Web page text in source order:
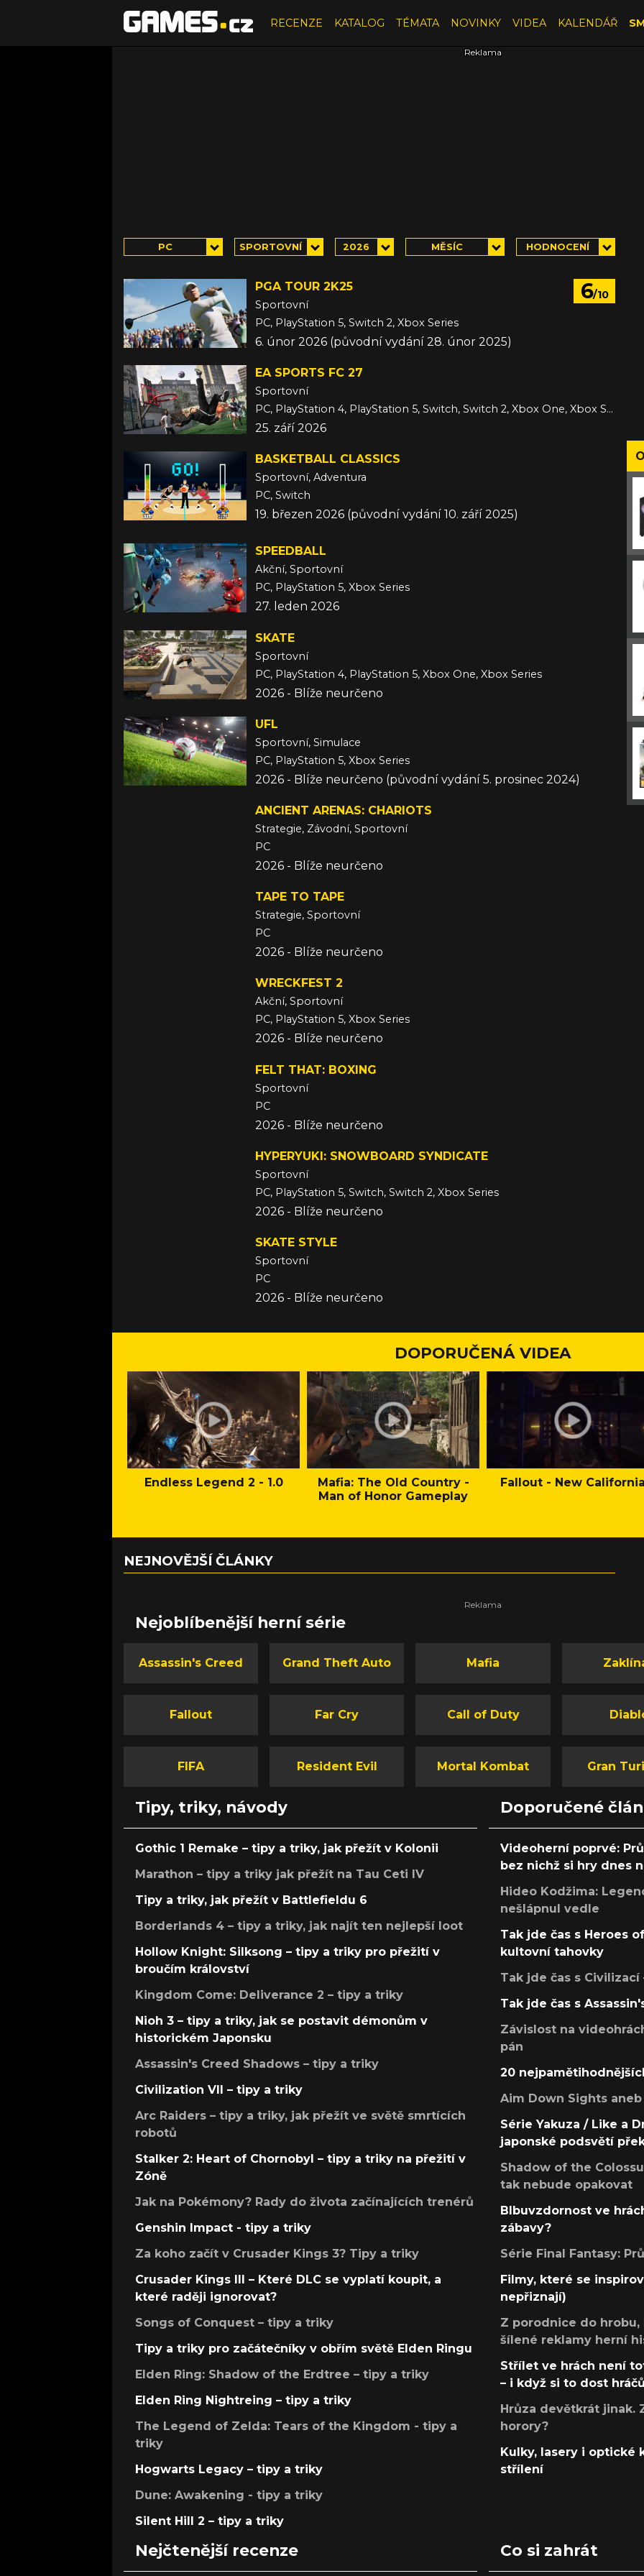
RECENZE KATALOG TÉMATA NOVINKY VIDEA KALENDÁŘ
PC SPORTOVNÍ 2026 MĚSÍC HODNOCENÍ
6/10
PGA TOUR 2K25
Sportovní
PC, PlayStation 5, Switch 2, Xbox Series
6. únor 2026 (původní vydání 28. únor 2025)
EA SPORTS FC 27
Sportovní
PC, PlayStation 4, PlayStation 5, Switch, Switch 2, Xbox One, Xbox Series
25. září 2026
BASKETBALL CLASSICS
Sportovní, Adventura
PC, Switch
19. březen 2026 (původní vydání 10. září 2025)
SPEEDBALL
Akční, Sportovní
PC, PlayStation 5, Xbox Series
27. leden 2026
SKATE
Sportovní
PC, PlayStation 4, PlayStation 5, Xbox One, Xbox Series
2026 - Blíže neurčeno
UFL
Sportovní, Simulace
PC, PlayStation 5, Xbox Series
2026 - Blíže neurčeno (původní vydání 5. prosinec 2024)
ANCIENT ARENAS: CHARIOTS
Strategie, Závodní, Sportovní
PC
2026 - Blíže neurčeno
TAPE TO TAPE
Strategie, Sportovní
PC
2026 - Blíže neurčeno
WRECKFEST 2
Akční, Sportovní
PC, PlayStation 5, Xbox Series
2026 - Blíže neurčeno
FELT THAT: BOXING
Sportovní
PC
2026 - Blíže neurčeno
HYPERYUKI: SNOWBOARD SYNDICATE
Sportovní
PC, PlayStation 5, Switch, Switch 2, Xbox Series
2026 - Blíže neurčeno
SKATE STYLE
Sportovní
PC
2026 - Blíže neurčeno
DOPORUČENÁ VIDEA
Endless Legend 2 - 1.0
Mafia: The Old Country -
Man of Honor Gameplay
Fallout - New California
NEJNOVĚJŠÍ ČLÁNKY
Nejoblíbenější herní série
Assassin's Creed Grand Theft Auto Mafia
Fallout Far Cry Call of Duty
FIFA Resident Evil Mortal Kombat Gran
Tipy, triky, návody
Gothic 1 Remake – tipy a triky, jak přežít v Kolonii
Marathon – tipy a triky jak přežít na Tau Ceti IV
Tipy a triky, jak přežít v Battlefieldu 6
Borderlands 4 – tipy a triky, jak najít ten nejlepší loot
Hollow Knight: Silksong – tipy a triky pro přežití v
broučím království
Kingdom Come: Deliverance 2 – tipy a triky
Nioh 3 – tipy a triky, jak se postavit démonům v
historickém Japonsku
Assassin's Creed Shadows – tipy a triky
Civilization VII – tipy a triky
Arc Raiders – tipy a triky, jak přežít ve světě smrtících
robotů
Stalker 2: Heart of Chornobyl – tipy a triky na přežití v
Zóně
Jak na Pokémony? Rady do života začínajících trenérů
Genshin Impact - tipy a triky
Za koho začít v Crusader Kings 3? Tipy a triky
Crusader Kings III – Které DLC se vyplatí koupit, a
které raději ignorovat?
Songs of Conquest – tipy a triky
Tipy a triky pro začátečníky v obřím světě Elden Ringu
Elden Ring: Shadow of the Erdtree – tipy a triky
Elden Ring Nightreing – tipy a triky
The Legend of Zelda: Tears of the Kingdom - tipy a
triky
Hogwarts Legacy – tipy a triky
Dune: Awakening - tipy a triky
Silent Hill 2 – tipy a triky
Doporučené
Videoherní poprvé:
bez nichž si hry dnes
Hideo Kodžima:
nešlápnul vedle
Tak jde čas s Heroes
kultovní tahovky
Tak jde čas s
Tak jde čas s
Závislost na
pán
20
Aim Down Sights
Série Yakuza / Like a
japonské podsvětí
Shadow of the
tak nebude opakovat
Blbuvzdornost ve
zábavy?
Série Final Fantasy:
Filmy, které se
nepřiznají)
Z porodnice do hrobu,
šílené reklamy herní
Střílet ve hrách není
– i když si to dost
Hrůza devětkrát jinak.
horory?
Kulky, lasery i optické
střílení
Nejčtenější recenze Co si zahrát